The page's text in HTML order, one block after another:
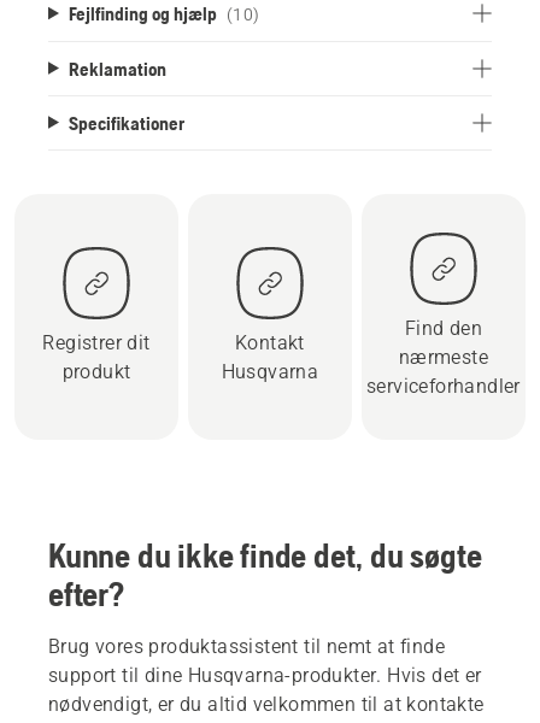
Fejlfinding og hjælp (10)
Reklamation
Specifikationer
Registrer dit
produkt
Kontakt
Husqvarna
Find den
nærmeste
serviceforhandler
Kunne du ikke finde det, du søgte
efter?
Brug vores produktassistent til nemt at finde
support til dine Husqvarna-produkter. Hvis det er
nødvendigt, er du altid velkommen til at kontakte